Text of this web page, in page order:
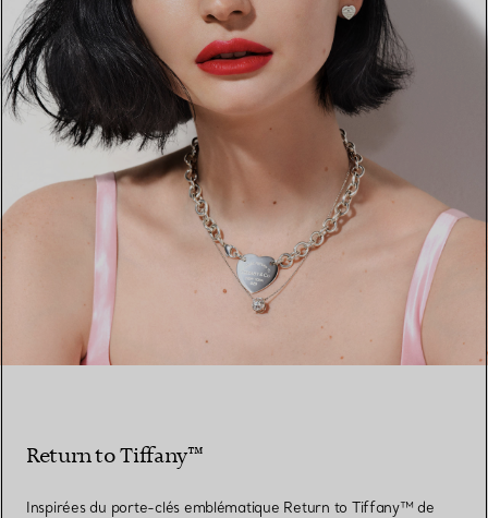
Return to Tiffany™
Inspirées du porte-clés emblématique Return to Tiffany™ de